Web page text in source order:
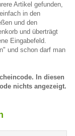
Artikel gefunden,
in den
und den
und überträgt
Eingabefeld.
und schon darf man
In diesen
nichts angezeigt.